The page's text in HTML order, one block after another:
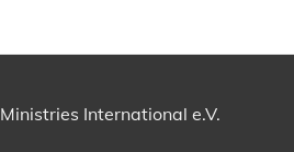
International e.V.